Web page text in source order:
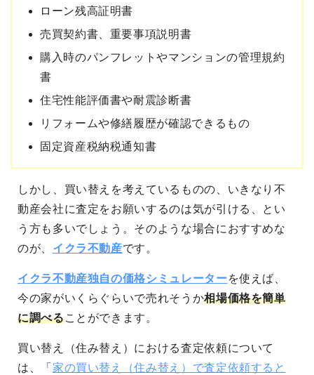
ローン残高証明書
売買契約書、重要事項説明書
購入時のパンフレットやマンションの管理規約
書
住宅性能評価書や耐震診断書
リフォームや修繕履歴が確認できるもの
固定資産税納税通知書
しかし、買い替えを考えているものの、いきなり不
動産会社に査定をお願いするのは気が引ける、とい
う方も多いでしょう。そのような場合におすすめな
のが、 イクラ不動産です。
イクラ不動産独自の価格シミュレーターを使えば、
今の家がいくらぐらいで売れそうか相場価格を簡単
に調べることができます。
買い替え（住み替え）における査定依頼について
は、「 家の買い替え（住み替え）で査定依頼すると